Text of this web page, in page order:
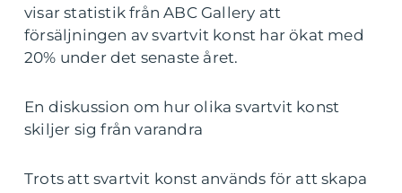
visar statistik från ABC Gallery att
försäljningen av svartvit konst har ökat med
20% under det senaste året.
En diskussion om hur olika svartvit konst
skiljer sig från varandra
Trots att svartvit konst används för att skapa